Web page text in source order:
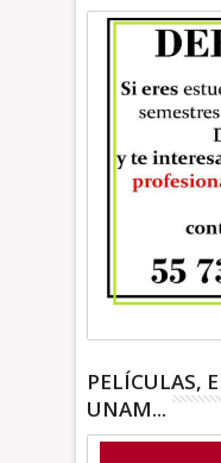
PELÍCULAS,
UNAM...